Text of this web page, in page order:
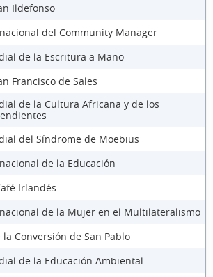
Ildefonso
del Community Manager
de la Escritura a Mano
Francisco de Sales
de la Cultura Africana y de los
del Síndrome de Moebius
de la Educación
Irlandés
de la Mujer en el Multilateralismo
la Conversión de San Pablo
de la Educación Ambiental